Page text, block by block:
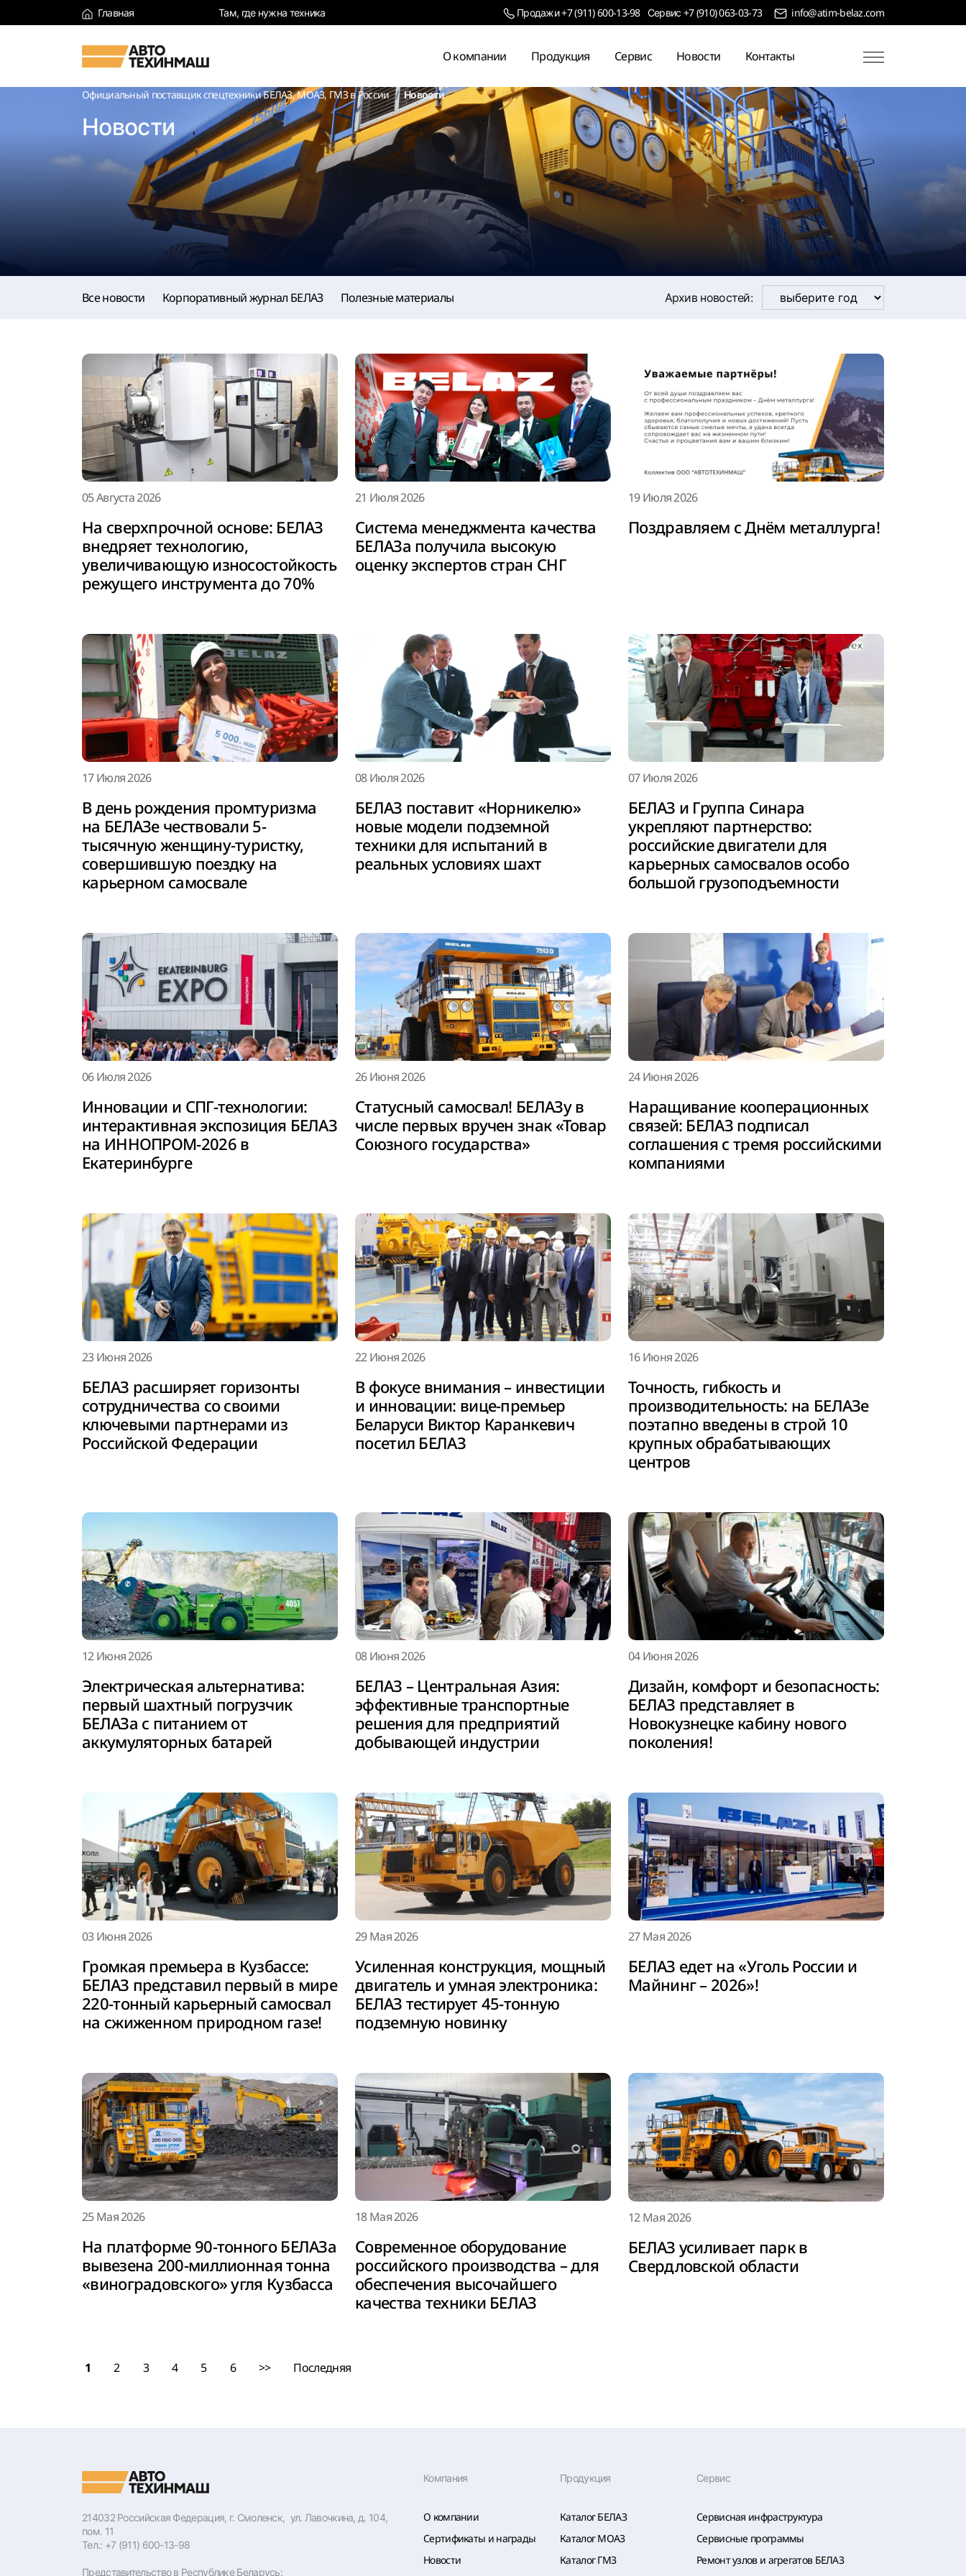
Главная Там, где нужна техника Продажи+7 (911) 600-13-98Сервис +7 (910) 063-03-73 info@atim-belaz.com
О компании Продукция Сервис Новости Контакты
Официальный поставщик спецтехники БЕЛАЗ, МОАЗ, ГМЗ в России Новости
Новости
Все новости Корпоративный журнал БЕЛАЗ Полезные материалы Архив новостей:
05 Августа 2026
На сверхпрочной основе: БЕЛАЗ
внедряет технологию,
увеличивающую износостойкость
режущего инструмента до 70%
21 Июля 2026
Система менеджмента качества
БЕЛАЗа получила высокую
оценку экспертов стран СНГ
19 Июля 2026
Поздравляем с Днём металлурга!
17 Июля 2026
В день рождения промтуризма
на БЕЛАЗе чествовали 5-
тысячную женщину-туристку,
совершившую поездку на
карьерном самосвале
08 Июля 2026
БЕЛАЗ поставит «Норникелю»
новые модели подземной
техники для испытаний в
реальных условиях шахт
07 Июля 2026
БЕЛАЗ и Группа Синара
укрепляют партнерство:
российские двигатели для
карьерных самосвалов особо
большой грузоподъемности
06 Июля 2026
Инновации и СПГ-технологии:
интерактивная экспозиция БЕЛАЗ
на ИННОПРОМ-2026 в
Екатеринбурге
26 Июня 2026
Статусный самосвал! БЕЛАЗу в
числе первых вручен знак «Товар
Союзного государства»
24 Июня 2026
Наращивание кооперационных
связей: БЕЛАЗ подписал
соглашения с тремя российскими
компаниями
23 Июня 2026
БЕЛАЗ расширяет горизонты
сотрудничества со своими
ключевыми партнерами из
Российской Федерации
22 Июня 2026
В фокусе внимания – инвестиции
и инновации: вице-премьер
Беларуси Виктор Каранкевич
посетил БЕЛАЗ
16 Июня 2026
Точность, гибкость и
производительность: на БЕЛАЗе
поэтапно введены в строй 10
крупных обрабатывающих
центров
12 Июня 2026
Электрическая альтернатива:
первый шахтный погрузчик
БЕЛАЗа с питанием от
аккумуляторных батарей
08 Июня 2026
БЕЛАЗ – Центральная Азия:
эффективные транспортные
решения для предприятий
добывающей индустрии
04 Июня 2026
Дизайн, комфорт и безопасность:
БЕЛАЗ представляет в
Новокузнецке кабину нового
поколения!
03 Июня 2026
Громкая премьера в Кузбассе:
БЕЛАЗ представил первый в мире
220-тонный карьерный самосвал
на сжиженном природном газе!
29 Мая 2026
Усиленная конструкция, мощный
двигатель и умная электроника:
БЕЛАЗ тестирует 45-тонную
подземную новинку
27 Мая 2026
БЕЛАЗ едет на «Уголь России и
Майнинг – 2026»!
25 Мая 2026
На платформе 90-тонного БЕЛАЗа
вывезена 200-миллионная тонна
«виноградовского» угля Кузбасса
18 Мая 2026
Современное оборудование
российского производства – для
обеспечения высочайшего
качества техники БЕЛАЗ
12 Мая 2026
БЕЛАЗ усиливает парк в
Свердловской области
1 2 3 4 5 6 >> Последняя
214032 Российская Федерация, г. Смоленск, ул. Лавочкина, д. 104,
пом. 11
Тел.: +7 (911) 600-13-98
Представительство в Республике Беларусь:
Компания
О компании
Сертификаты и награды
Новости
Продукция
Каталог БЕЛАЗ
Каталог МОАЗ
Каталог ГМЗ
Сервис
Сервисная инфраструктура
Сервисные программы
Ремонт узлов и агрегатов БЕЛАЗ